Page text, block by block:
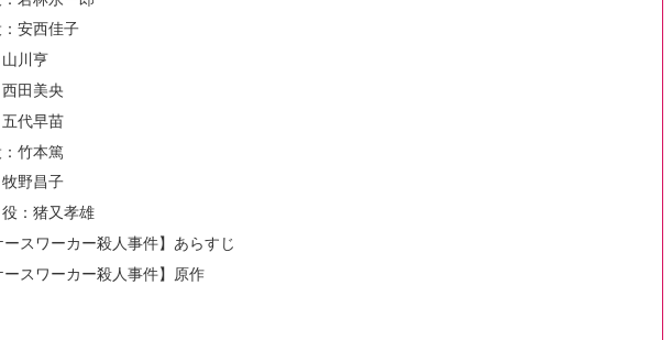
安西佳子
川亨
田美央
代早苗
竹本篤
野昌子
：猪又孝雄
スワーカー殺人事件】あらすじ
スワーカー殺人事件】原作